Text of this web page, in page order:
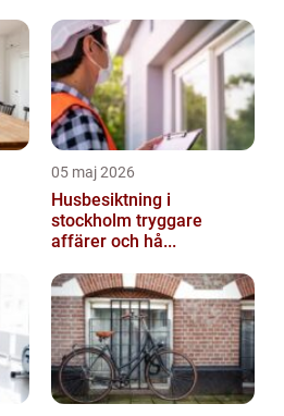
05 maj 2026
Husbesiktning i
stockholm tryggare
affärer och hå...